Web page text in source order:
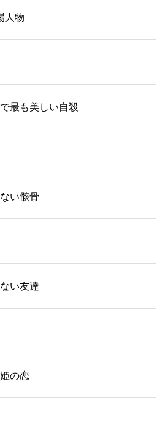
人物
最も美しい自殺
い骸骨
い友達
の恋